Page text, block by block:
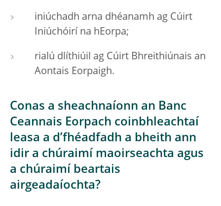
iniúchadh arna dhéanamh ag Cúirt
Iniúchóirí na hEorpa;
rialú dlíthiúil ag Cúirt Bhreithiúnais an
Aontais Eorpaigh.
Conas a sheachnaíonn an Banc
Ceannais Eorpach coinbhleachtaí
leasa a d’fhéadfadh a bheith ann
idir a chúraimí maoirseachta agus
a chúraimí beartais
airgeadaíochta?